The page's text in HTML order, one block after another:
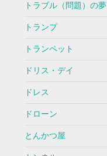
トラブル（問題）の夢
トランプ
トランペット
ドリス・デイ
ドレス
ドローン
とんかつ屋